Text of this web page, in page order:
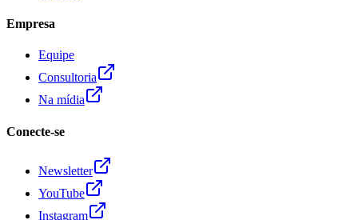
Empresa
Equipe
Consultoria
Na mídia
Conecte-se
Newsletter
YouTube
Instagram